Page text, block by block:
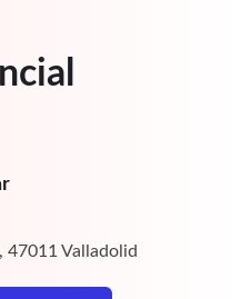
47011 Valladolid